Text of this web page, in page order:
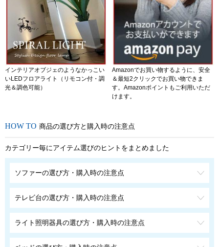
インテリアオブジェのようなかっこい
いLEDフロアライト（リモコン付・調
光＆調色可能）
Amazonでお買い物するように、安全
＆最短2クリックでお買い物できま
す。Amazonポイントもご利用いただ
けます。
商品の選び方と購入時の注意点
カテゴリー毎にアイテム選びのヒントをまとめました
ソファーの選び方・購入時の注意点
テレビ台の選び方・購入時の注意点
ライト照明器具の選び方・購入時の注意点